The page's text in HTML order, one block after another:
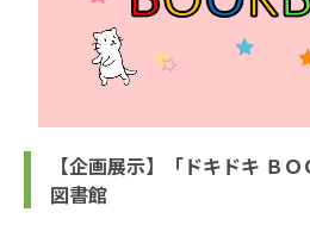
【企画展示】「ドキドキ Ｂ
図書館